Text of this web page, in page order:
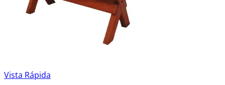
Vista Rápida